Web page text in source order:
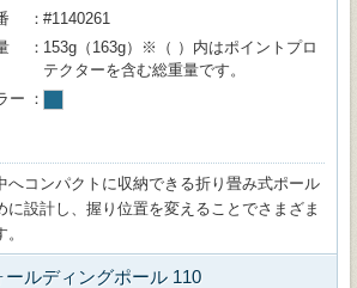
#1140261
153g（163g）※（ ）内はポイントプロ
テクターを含む総重量です。
ー
へコンパクトに収納できる折り畳み式ポール
に設計し、握り位置を変えることでさまざま
ールディングポール 110